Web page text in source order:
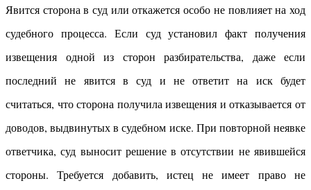
Явится сторона в суд или откажется особо не повлияет на ход
судебного процесса. Если суд установил факт получения
извещения одной из сторон разбирательства, даже если
последний не явится в суд и не ответит на иск будет
считаться, что сторона получила извещения и отказывается от
доводов, выдвинутых в судебном иске. При повторной неявке
ответчика, суд выносит решение в отсутствии не явившейся
стороны. Требуется добавить, истец не имеет право не